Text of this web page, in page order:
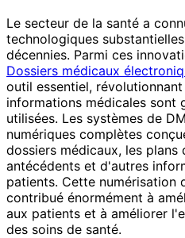
Le secteur de la santé a
technologiques
décennies. Parmi ces
Dossiers médicaux
outil essentiel,
informations médicales sont
utilisées. Les systèmes de
numériques complètes
dossiers médicaux, les plans
antécédents et d'autres
patients. Cette numérisation
contribué énormément à
aux patients et à améliorer
des soins de santé.